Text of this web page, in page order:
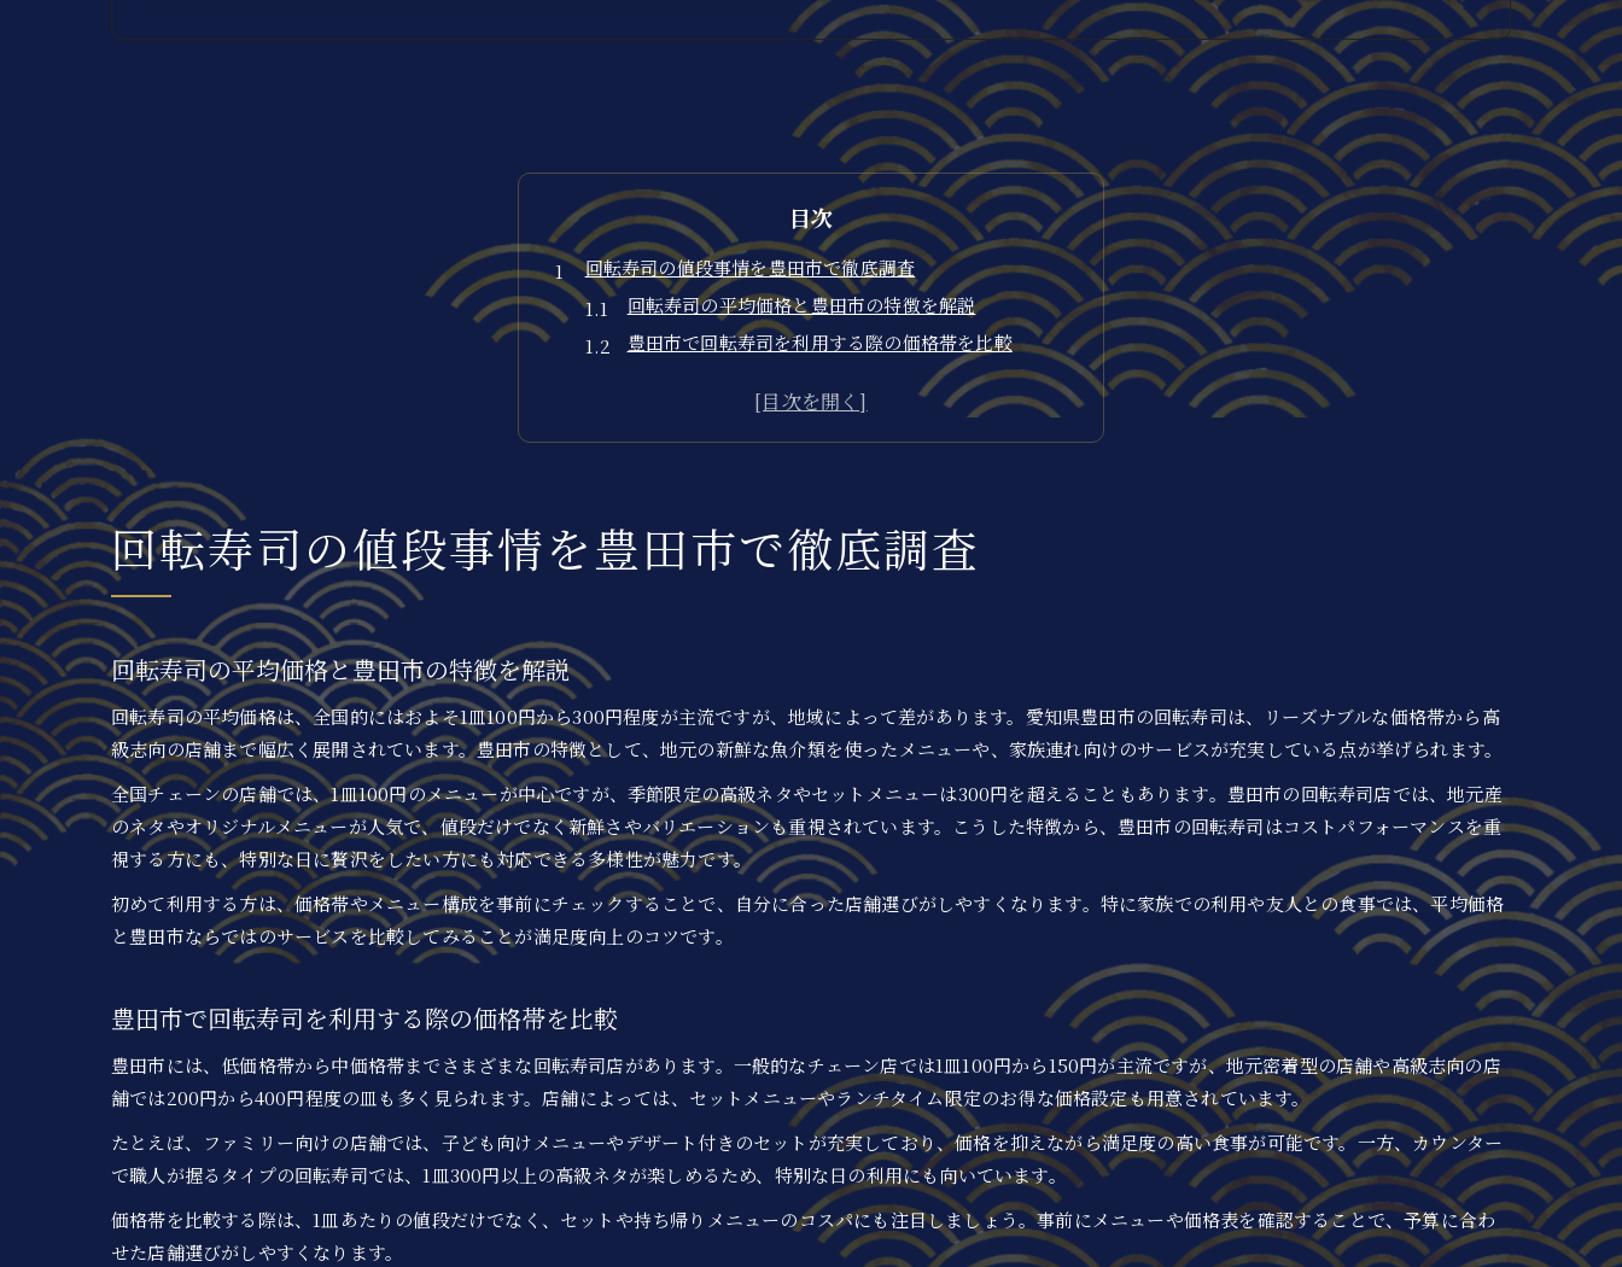
目次
回転寿司の値段事情を豊田市で徹底調査
回転寿司の平均価格と豊田市の特徴を解説
豊田市で回転寿司を利用する際の価格帯を比較
回転寿司の値段相場は豊田市でどう違う？
豊田市の回転寿司ランキングと値段の傾向
回転寿司選びで重視したい予算管理のポイント
豊田市でコスパ重視の回転寿司店を見つけるコツ
回転寿司なら豊田市でコスパを重視するコツ
回転寿司で安く抑えるネタ選びのポイント
豊田市の回転寿司でコスパを上げる注文術
回転寿司利用時のコスパ重視メニューの選択法
豊田市で回転寿司を賢く楽しむ費用の工夫
回転寿司のコスパ改善ポイントを豊田市で検証
持ち帰りで賢く楽しむ豊田市の回転寿司
回転寿司持ち帰りメニューの選び方とコスパ
持ち帰りで得する回転寿司の注文テクニック
豊田市で回転寿司持ち帰りを賢く利用するコツ
回転寿司の平均価格と賢い注文法を解説
回転寿司の平均価格を知り賢く予算設定する方法
コスパ重視の回転寿司注文術を豊田市で実践
回転寿司の値段事情を豊田市で徹底調査
回転寿司の平均価格と豊田市の特徴を解説
回転寿司の平均価格は、全国的にはおよそ1皿100円から300円程度が主流ですが、地域によって差があります。愛知県豊田市の回転寿司は、リーズナブルな価格帯から高
級志向の店舗まで幅広く展開されています。豊田市の特徴として、地元の新鮮な魚介類を使ったメニューや、家族連れ向けのサービスが充実している点が挙げられます。
全国チェーンの店舗では、1皿100円のメニューが中心ですが、季節限定の高級ネタやセットメニューは300円を超えることもあります。豊田市の回転寿司店では、地元産
のネタやオリジナルメニューが人気で、値段だけでなく新鮮さやバリエーションも重視されています。こうした特徴から、豊田市の回転寿司はコストパフォーマンスを重
視する方にも、特別な日に贅沢をしたい方にも対応できる多様性が魅力です。
初めて利用する方は、価格帯やメニュー構成を事前にチェックすることで、自分に合った店舗選びがしやすくなります。特に家族での利用や友人との食事では、平均価格
と豊田市ならではのサービスを比較してみることが満足度向上のコツです。
豊田市で回転寿司を利用する際の価格帯を比較
豊田市には、低価格帯から中価格帯までさまざまな回転寿司店があります。一般的なチェーン店では1皿100円から150円が主流ですが、地元密着型の店舗や高級志向の店
舗では200円から400円程度の皿も多く見られます。店舗によっては、セットメニューやランチタイム限定のお得な価格設定も用意されています。
たとえば、ファミリー向けの店舗では、子ども向けメニューやデザート付きのセットが充実しており、価格を抑えながら満足度の高い食事が可能です。一方、カウンター
で職人が握るタイプの回転寿司では、1皿300円以上の高級ネタが楽しめるため、特別な日の利用にも向いています。
価格帯を比較する際は、1皿あたりの値段だけでなく、セットや持ち帰りメニューのコスパにも注目しましょう。事前にメニューや価格表を確認することで、予算に合わ
せた店舗選びがしやすくなります。